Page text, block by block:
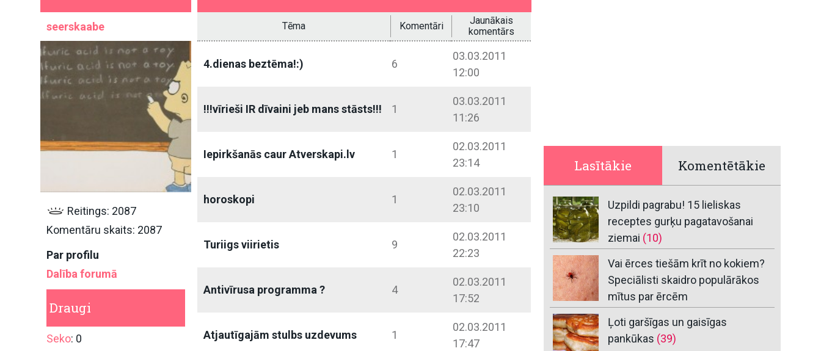
seerskaabe
Reitings: 2087
Komentāru skaits: 2087
Par profilu
Dalība forumā
Draugi
Seko: 0
Tēma Komentāri
Jaunākais
komentārs
4.dienas beztēma!:) 6
03.03.2011
12:00
!!!vīrieši IR dīvaini jeb mans stāsts!!! 1
03.03.2011
11:26
Iepirkšanās caur Atverskapi.lv 1
02.03.2011
23:14
horoskopi 1
02.03.2011
23:10
Turiigs viirietis 9
02.03.2011
22:23
Antivīrusa programma ? 4
02.03.2011
17:52
Atjautīgajām stulbs uzdevums 1
02.03.2011
17:47
Lasītākie Komentētākie
Uzpildi pagrabu! 15 lieliskas
receptes gurķu pagatavošanai
ziemai (10)
Vai ērces tiešām krīt no kokiem?
Speciālisti skaidro populārākos
mītus par ērcēm
Ļoti garšīgas un gaisīgas
pankūkas (39)